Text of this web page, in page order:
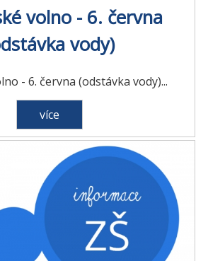
volno - 6. června
vody)
- 6. června (odstávka vody)...
více